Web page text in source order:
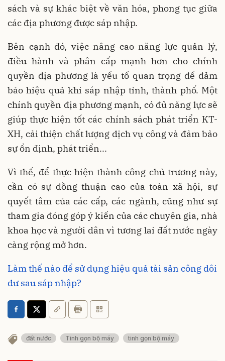
sách và sự khác biệt về văn hóa, phong tục giữa
các địa phương được sáp nhập.
Bên cạnh đó, việc nâng cao năng lực quản lý,
điều hành và phân cấp mạnh hơn cho chính
quyền địa phương là yếu tố quan trọng để đảm
bảo hiệu quả khi sáp nhập tỉnh, thành phố. Một
chính quyền địa phương mạnh, có đủ năng lực sẽ
giúp thực hiện tốt các chính sách phát triển KT-
XH, cải thiện chất lượng dịch vụ công và đảm bảo
sự ổn định, phát triển...
Vì thế, để thực hiện thành công chủ trương này,
cần có sự đồng thuận cao của toàn xã hội, sự
quyết tâm của các cấp, các ngành, cũng như sự
tham gia đóng góp ý kiến của các chuyên gia, nhà
khoa học và người dân vì tương lai đất nước ngày
càng rộng mở hơn.
Làm thế nào để sử dụng hiệu quả tài sản công dôi
dư sau sáp nhập?
đất nước Tinh gọn bộ máy tinh gọn bộ máy